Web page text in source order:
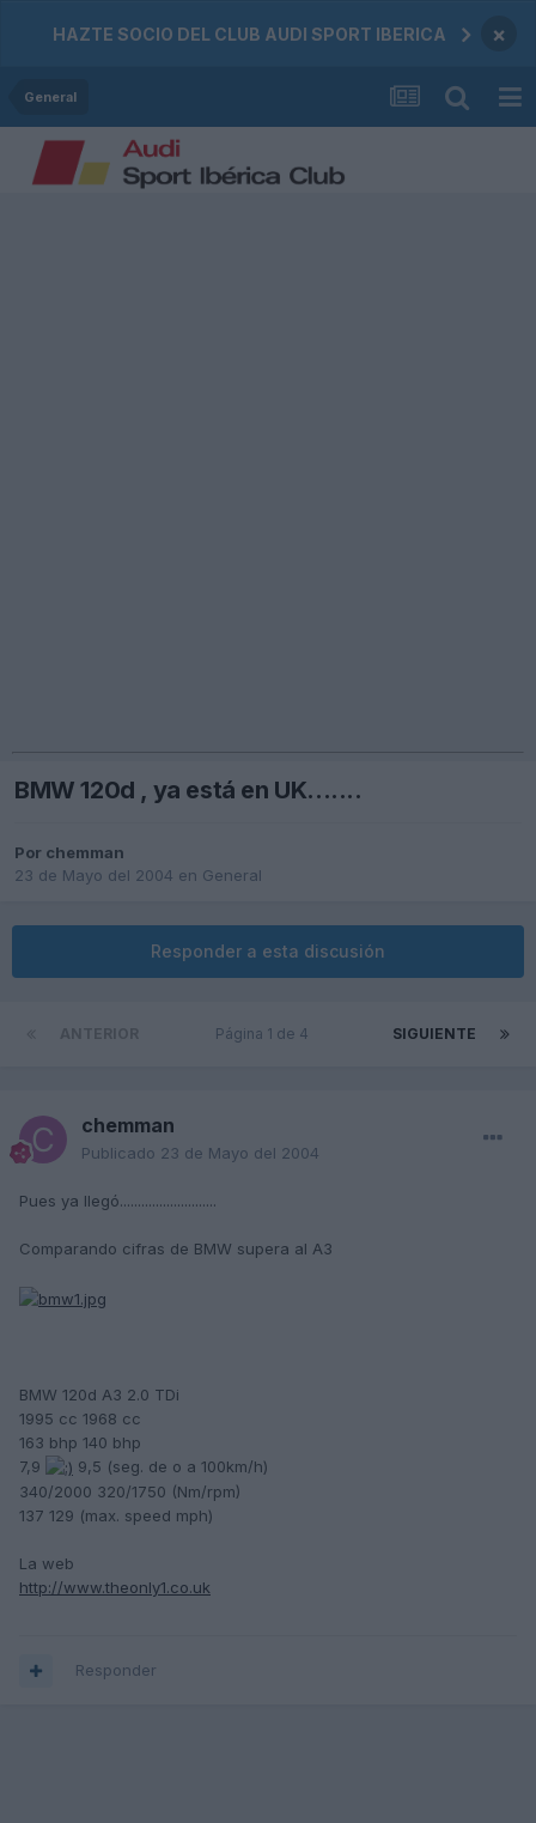
HAZTE SOCIO DEL CLUB AUDI SPORT IBERICA ×
General
BMW 120d , ya está en UK.......
Por chemman
23 de Mayo del 2004 en General
Responder a esta discusión
SIGUIENTE
Página 1 de 4
chemman
Publicado 23 de Mayo del 2004
Pues ya llegó...........................
Comparando cifras de BMW supera al A3
BMW 120d A3 2.0 TDi
1995 cc 1968 cc
163 bhp 140 bhp
7,9
9,5 (seg. de o a 100km/h)
340/2000 320/1750 (Nm/rpm)
137 129 (max. speed mph)
La web
http://www.theonly1.co.uk
Responder